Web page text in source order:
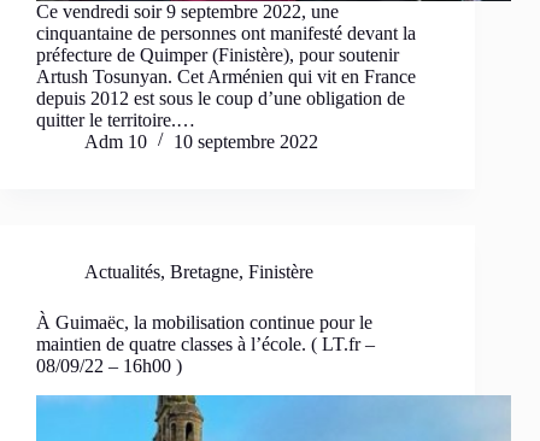
Ce vendredi soir 9 septembre 2022, une
cinquantaine de personnes ont manifesté devant la
préfecture de Quimper (Finistère), pour soutenir
Artush Tosunyan. Cet Arménien qui vit en France
depuis 2012 est sous le coup d’une obligation de
quitter le territoire.…
Adm 10
10 septembre 2022
Actualités, Bretagne, Finistère
À Guimaëc, la mobilisation continue pour le
maintien de quatre classes à l’école. ( LT.fr –
08/09/22 – 16h00 )